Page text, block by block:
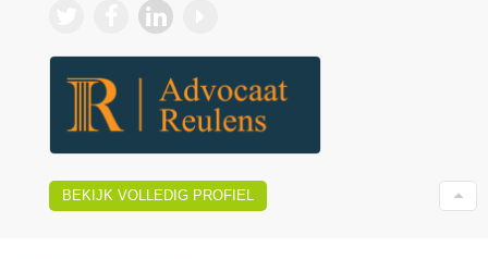
BEKIJK VOLLEDIG PROFIEL